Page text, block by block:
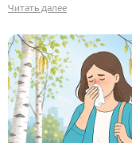
Читать далее